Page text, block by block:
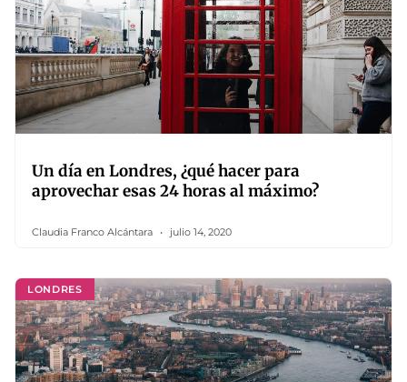
Un día en Londres, ¿qué hacer para
aprovechar esas 24 horas al máximo?
Claudia Franco Alcántara julio 14, 2020
LONDRES